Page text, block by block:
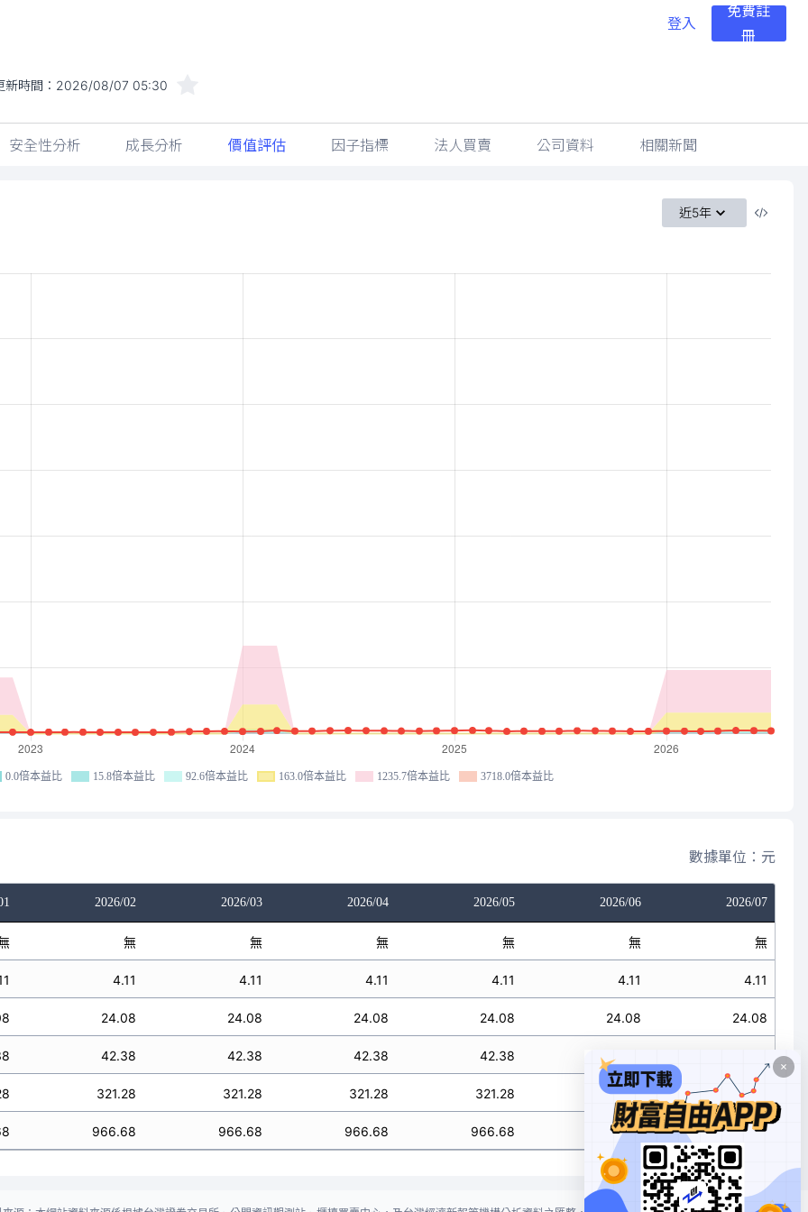
登入
免費註
冊
時間： 2026/08/07 05:30
安全性分析 成長分析 價值評估 因子指標 法人買賣 公司資料 相關新聞
近5年
0.0倍本益比 15.8倍本益比 92.6倍本益比 163.0倍本益比 1235.7倍本益比 3718.0倍本益比
數據單位：元
2026/02 2026/03 2026/04 2026/05 2026/06 2026/07
無 無 無 無 無 無
4.11 4.11 4.11 4.11 4.11 4.11
24.08 24.08 24.08 24.08 24.08 24.08
42.38 42.38 42.38 42.38 42.38
321.28 321.28 321.28 321.28 321.28 321.28
966.68 966.68 966.68 966.68 966.68 966.68